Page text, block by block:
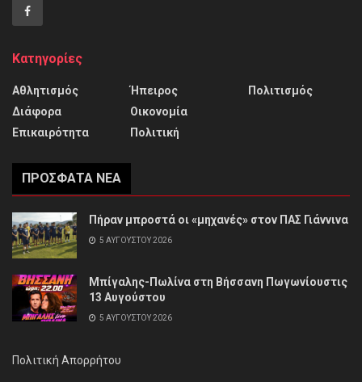
Κατηγορίες
Αθλητισμός
Διάφορα
Επικαιρότητα
Ήπειρος
Οικονομία
Πολιτική
Πολιτισμός
ΠΡΌΣΦΑΤΑ ΝΈΑ
Πήραν μπροστά οι «μηχανές» στον ΠΑΣ Γιάννινα
5 ΑΥΓΟΎΣΤΟΥ 2026
Μπίγαλης-Πωλίνα στη Βήσσανη Πωγωνίουστις
13 Αυγούστου
5 ΑΥΓΟΎΣΤΟΥ 2026
Πολιτική Απορρήτου